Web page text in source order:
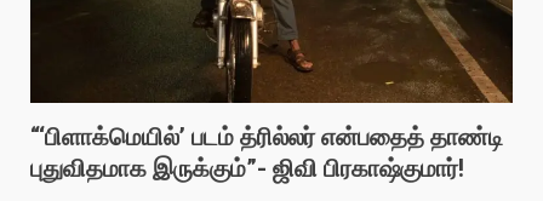
“‘பிளாக்மெயில்’ படம் த்ரில்லர் என்பதைத் தாண்டி
புதுவிதமாக இருக்கும்”- ஜிவி பிரகாஷ்குமார்!